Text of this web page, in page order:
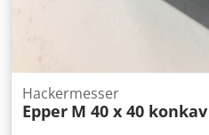
Hackermesser
Epper M 40 x 40 konkav